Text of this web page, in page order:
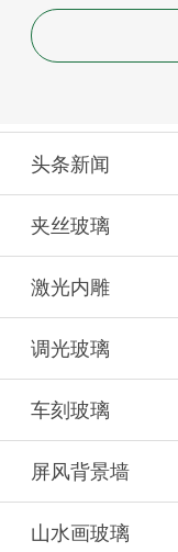
头条新闻
夹丝玻璃
激光内雕
调光玻璃
车刻玻璃
屏风背景墙
山水画玻璃